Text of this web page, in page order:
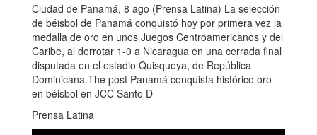
Ciudad de Panamá, 8 ago (Prensa Latina) La selección
de béisbol de Panamá conquistó hoy por primera vez la
medalla de oro en unos Juegos Centroamericanos y del
Caribe, al derrotar 1-0 a Nicaragua en una cerrada final
disputada en el estadio Quisqueya, de República
Dominicana.The post Panamá conquista histórico oro
en béisbol en JCC Santo D
Prensa Latina